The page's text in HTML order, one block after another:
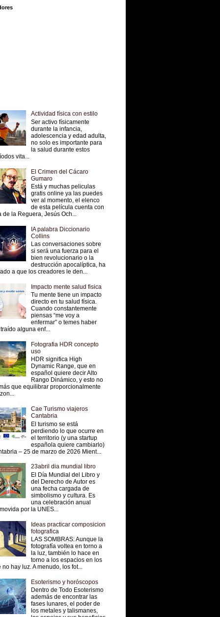
Actividad física con estilo
Ser activo físicamente
durante la infancia,
adolescencia y edad adulta,
no solo es importante para
la salud durante estos
vita...
El Crimen del Cácaro
Gumaro
Está y muchas peliculas
gratis online ya las puedes
ver al momento, el elenco
de esta película cuenta con
de la Reguera, Jesús Och...
IA palabra Diccionario
Collins
Las conversaciones sobre
si será una fuerza para el
bien revolucionario o la
destrucción apocalíptica, ha
a que los creadores le den...
Impacto mente salud fisica
Tu mente tiene un impacto
directo en tu salud física.
Cuando constantemente
piensas “me voy a
enfermar” o temes haber
alguna enf...
Fotografia HDR concepto
uso
HDR significa High
Dynamic Range, que en
español quiere decir Alto
Rango Dinámico, y esto no
que equilibrar proporcionalmente
Cae Turismo viajeros
Cantabria
El turismo se está
perdiendo lo que ocurre en
el territorio (y una startup
española quiere cambiarlo)
– 25 de marzo de 2026 Mient...
23abril dia mundial libro
El Día Mundial del Libro y
del Derecho de Autor es
una fecha cargada de
simbolismo y cultura. Es
una celebración anual
por la UNES...
Ideas practicar composicion
fotografica
LAS SOMBRAS: Aunque la
fotografía voltea en torno a
la luz, también lo hace en
torno a los espacios en los
no hay luz. A menudo, los fot...
Esoterismo y horóscopos
Dentro de Todo Esoterismo
además de encontrar las
fases lunares, el poder de
los metales y talismanes,